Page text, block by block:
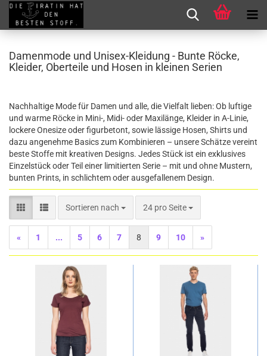
Damenmode und Unisex-Kleidung - Bunte Röcke,
Kleider, Oberteile und Hosen in kleinen Serien
Nachhaltige Mode für Damen und alle, die Vielfalt lieben: Ob luftige
und warme Röcke in Mini-, Midi- oder Maxilänge, Kleider in A-Linie,
lockere Onesize oder figurbetont, sowie lässige Hosen, Shirts und
dazu angenehme Basics zum Kombinieren – unsere Schätze vereint
beste Stoffe mit kreativen Designs. Jedes Stück ist ein exklusives
Einzelstück oder Teil einer limitierten Serie – mit und ohne Mustern,
bunten Prints, in schlichtem oder ausgefallenem Design.
Sortieren nach
Sortieren nach 24 pro Seite
pro Seite
« 1 ... 5 6 7 8 9 10 »